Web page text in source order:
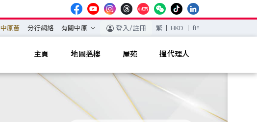
中原薈 分行網絡 有關中原 登入/註冊 繁 HKD ft²
主頁 地圖搵樓 屋苑 搵代理人